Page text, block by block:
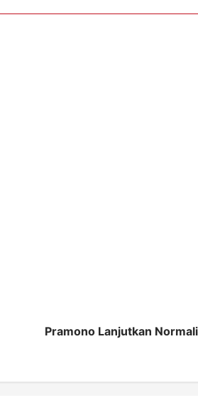
Pramono Lanjutkan